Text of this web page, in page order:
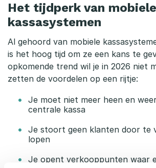
Het tijdperk van mobiele
kassasystemen
Al gehoord van mobiele
is het hoog tijd om ze een kans te
opkomende trend wil je in 2026 niet
zetten de voordelen op een rijtje:
Je moet niet meer heen en
centrale kassa
Je stoort geen klanten door te
lopen
Je opent verkooppunten waar